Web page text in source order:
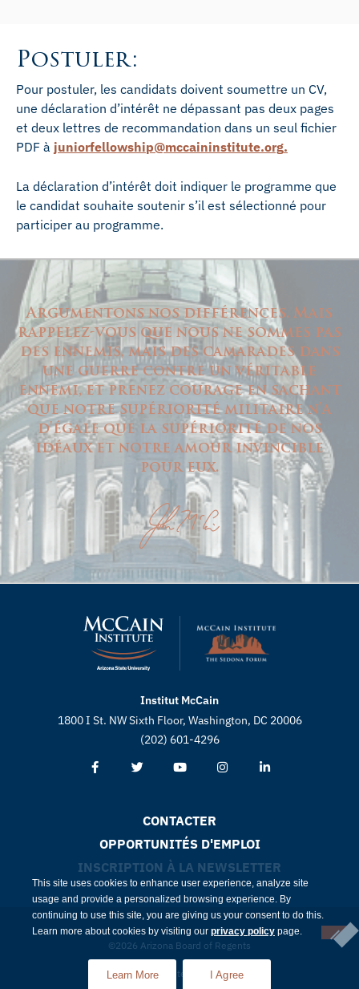
Postuler:
Pour postuler, les candidats doivent soumettre un CV,
une déclaration d’intérêt ne dépassant pas deux pages
et deux lettres de recommandation dans un seul fichier
PDF à juniorfellowship@mccaininstitute.org.
La déclaration d’intérêt doit indiquer le programme que
le candidat souhaite soutenir s’il est sélectionné pour
participer au programme.
Argumentons nos différences. Mais
rappelez-vous que nous ne sommes pas
des ennemis, mais des camarades dans
une guerre contre un véritable
ennemi, et prenez courage en sachant
que notre supériorité militaire n'a
d'égale que la supériorité de nos
idéaux et notre amour invincible
pour eux.
Institut McCain
1800 I St. NW Sixth Floor, Washington, DC 20006
(202) 601-4296
CONTACTER
OPPORTUNITÉS D'EMPLOI
INSCRIPTION À LA NEWSLETTER
©2026 Arizona Board of Regents
Conformité Intimité
This site uses cookies to enhance user experience, analyze site
usage and provide a personalized browsing experience. By
continuing to use this site, you are giving us your consent to do this.
Learn more about cookies by visiting our privacy policy page.
Learn More I Agree